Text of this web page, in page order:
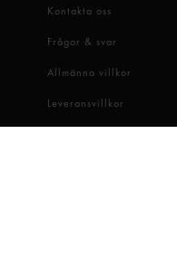
Kontakta oss
Frågor & svar
Allmänna villkor
Leveransvillkor